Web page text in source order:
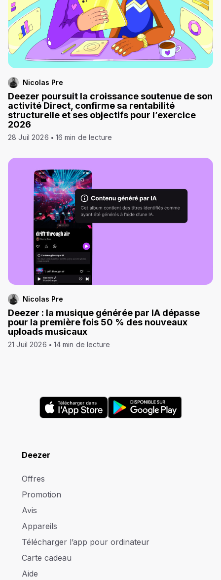
Nicolas Pre
Deezer poursuit la croissance soutenue de son
activité Direct, confirme sa rentabilité
structurelle et ses objectifs pour l’exercice
2026
28 Juil 2026 16 min de lecture
Nicolas Pre
Deezer : la musique générée par IA dépasse
pour la première fois 50 % des nouveaux
uploads musicaux
21 Juil 2026 14 min de lecture
Deezer
Offres
Promotion
Avis
Appareils
Télécharger l’app pour ordinateur
Carte cadeau
Aide